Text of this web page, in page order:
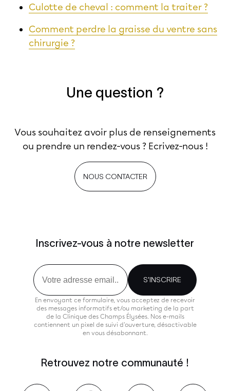
Culotte de cheval : comment la traiter ?
Comment perdre la graisse du ventre sans
chirurgie ?
Une question ?
Vous souhaitez avoir plus de renseignements
ou prendre un rendez-vous ? Ecrivez-nous !
NOUS CONTACTER
Inscrivez-vous à notre newsletter
Email
S'INSCRIRE
En envoyant ce formulaire, vous acceptez de recevoir
des messages informatifs et/ou marketing de la part
de la Clinique des Champs Élysées. Nos e-mails
contiennent un pixel de suivi d'ouverture, désactivable
en vous désabonnant.
Retrouvez notre communauté !